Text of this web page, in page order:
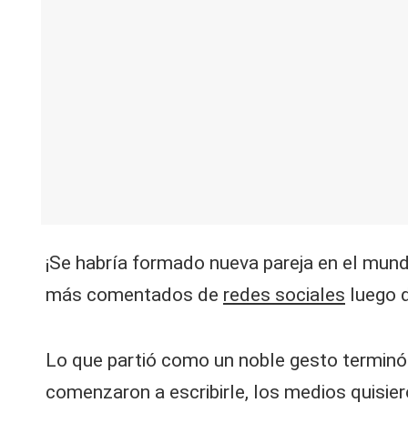
¡Se habría formado nueva pareja en el
más comentados de redes sociales luego
Lo que partió como un noble gesto
comenzaron a escribirle, los medios